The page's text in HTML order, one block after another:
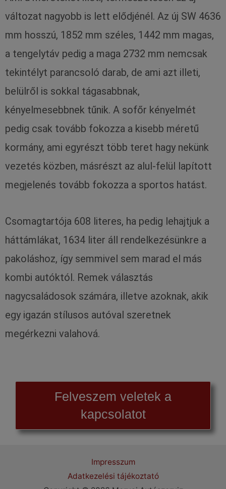
változat nagyobb is lett elődjénél. Az új SW 4636
mm hosszú, 1852 mm széles, 1442 mm magas,
a tengelytáv pedig a maga 2732 mm nemcsak
tekintélyt parancsoló darab, de ami azt illeti,
belülről is sokkal tágasabbnak,
kényelmesebbnek tűnik. A sofőr kényelmét
pedig csak tovább fokozza a kisebb méretű
kormány, ami egyrészt több teret hagy nekünk
vezetés közben, másrészt az alul-felül lapított
megjelenés tovább fokozza a sportos hatást.
Csomagtartója 608 literes, ha pedig lehajtjuk a
háttámlákat, 1634 liter áll rendelkezésünkre a
pakoláshoz, így semmivel sem marad el más
kombi autóktól. Remek választás
nagycsaládosok számára, illetve azoknak, akik
egy igazán stílusos autóval szeretnek
megérkezni valahová.
Felveszem veletek a
kapcsolatot
Impresszum
Adatkezelési tájékoztató